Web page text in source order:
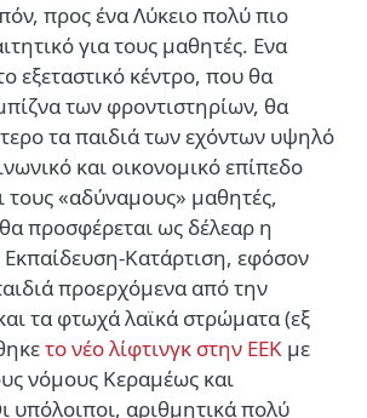
προς ένα Λύκειο πολύ πιο
για τους μαθητές. Ενα
εξεταστικό κέντρο, που θα
των φροντιστηρίων, θα
τα παιδιά των εχόντων υψηλό
και οικονομικό επίπεδο
τους «αδύναμους» μαθητές,
προσφέρεται ως δέλεαρ η
Εκπαίδευση-Κατάρτιση, εφόσον
προερχόμενα από την
τα φτωχά λαϊκά στρώματα (εξ
το νέο λίφτινγκ στην ΕΕΚ με
νόμους Κεραμέως και
υπόλοιποι, αριθμητικά πολύ